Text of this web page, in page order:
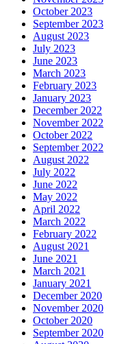
October 2023
September 2023
August 2023
July 2023
June 2023
March 2023
February 2023
January 2023
December 2022
November 2022
October 2022
September 2022
August 2022
July 2022
June 2022
May 2022
April 2022
March 2022
February 2022
August 2021
June 2021
March 2021
January 2021
December 2020
November 2020
October 2020
September 2020